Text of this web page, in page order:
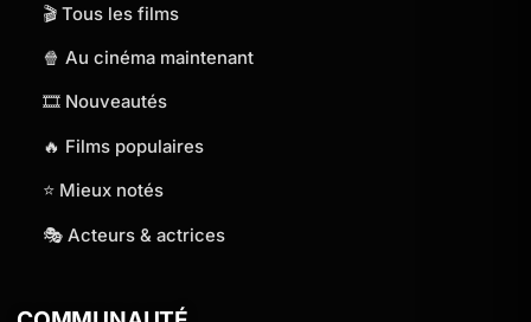
🎬 Tous les films
🍿 Au cinéma maintenant
🎞️ Nouveautés
🔥 Films populaires
⭐ Mieux notés
🎭 Acteurs & actrices